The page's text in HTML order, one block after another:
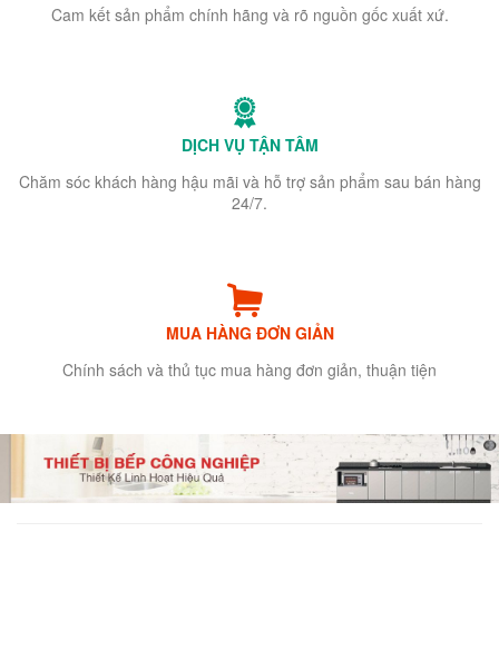
Cam kết sản phẩm chính hãng và rõ nguồn gốc xuất xứ.
DỊCH VỤ TẬN TÂM
Chăm sóc khách hàng hậu mãi và hỗ trợ sản phẩm sau bán hàng
24/7.
MUA HÀNG ĐƠN GIẢN
Chính sách và thủ tục mua hàng đơn giản, thuận tiện